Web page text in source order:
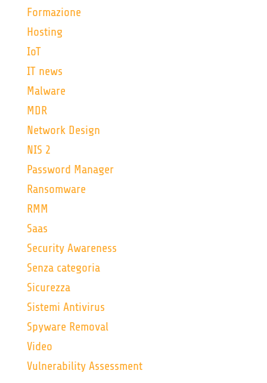
Formazione
Hosting
IoT
IT news
Malware
MDR
Network Design
NIS 2
Password Manager
Ransomware
RMM
Saas
Security Awareness
Senza categoria
Sicurezza
Sistemi Antivirus
Spyware Removal
Video
Vulnerability Assessment